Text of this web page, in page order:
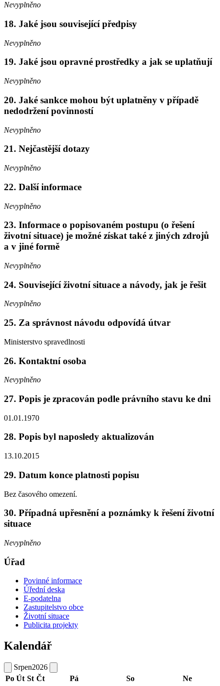
Nevyplněno
18. Jaké jsou související předpisy
Nevyplněno
19. Jaké jsou opravné prostředky a jak se uplatňují
Nevyplněno
20. Jaké sankce mohou být uplatněny v případě
nedodržení povinností
Nevyplněno
21. Nejčastější dotazy
Nevyplněno
22. Další informace
Nevyplněno
23. Informace o popisovaném postupu (o řešení
životní situace) je možné získat také z jiných zdrojů
a v jiné formě
Nevyplněno
24. Související životní situace a návody, jak je řešit
Nevyplněno
25. Za správnost návodu odpovídá útvar
Ministerstvo spravedlnosti
26. Kontaktní osoba
Nevyplněno
27. Popis je zpracován podle právního stavu ke dni
01.01.1970
28. Popis byl naposledy aktualizován
13.10.2015
29. Datum konce platnosti popisu
Bez časového omezení.
30. Případná upřesnění a poznámky k řešení životní
situace
Nevyplněno
Úřad
Povinné informace
Úřední deska
E-podatelna
Zastupitelstvo obce
Životní situace
Publicita projekty
Kalendář
Srpen2026
Po Út St Čt Pá So
Ne